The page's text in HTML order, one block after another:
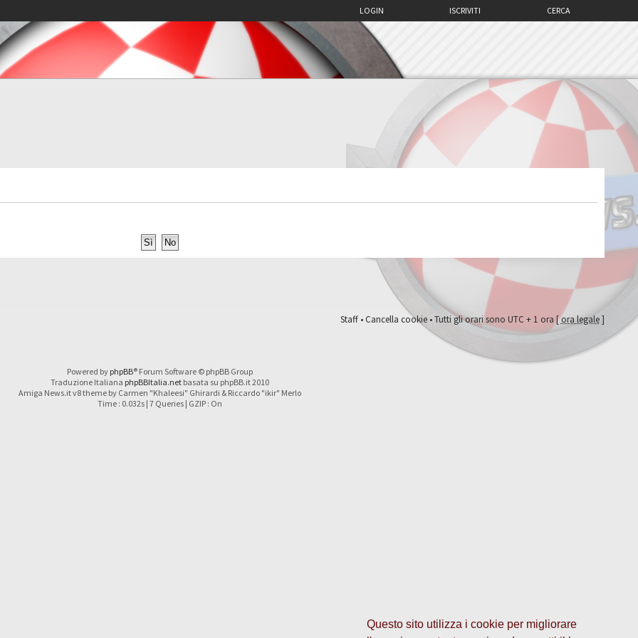
Questo sito utilizza i cookie per migliorare
CERCA
ISCRIVITI
LOGIN
Staff•Cancella cookie• Tutti gli orari sono UTC + 1 ora [ora legale]
Powered by phpBB® Forum Software © phpBB Group
Traduzione Italiana phpBBItalia.netbasata su phpBB.it 2010
Amiga News.it v8 theme by Carmen "Khaleesi" Ghirardi & Riccardo "ikir" Merlo
Time : 0.032s | 7 Queries | GZIP : On